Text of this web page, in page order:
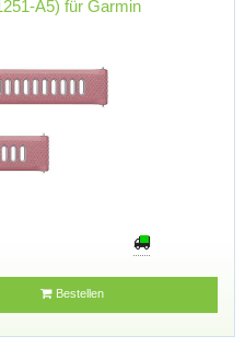
A5) für Garmin
Bestellen